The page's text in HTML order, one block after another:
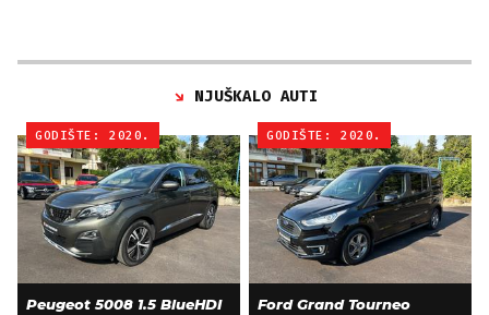
NJUŠKALO AUTI
GODIŠTE: 2020.
Peugeot 5008 1.5 BlueHDI
GODIŠTE: 2020.
Ford Grand Tourneo